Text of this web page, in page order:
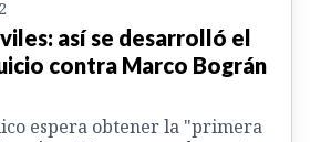
así se desarrolló el
contra Marco Bográn
espera obtener la "primera